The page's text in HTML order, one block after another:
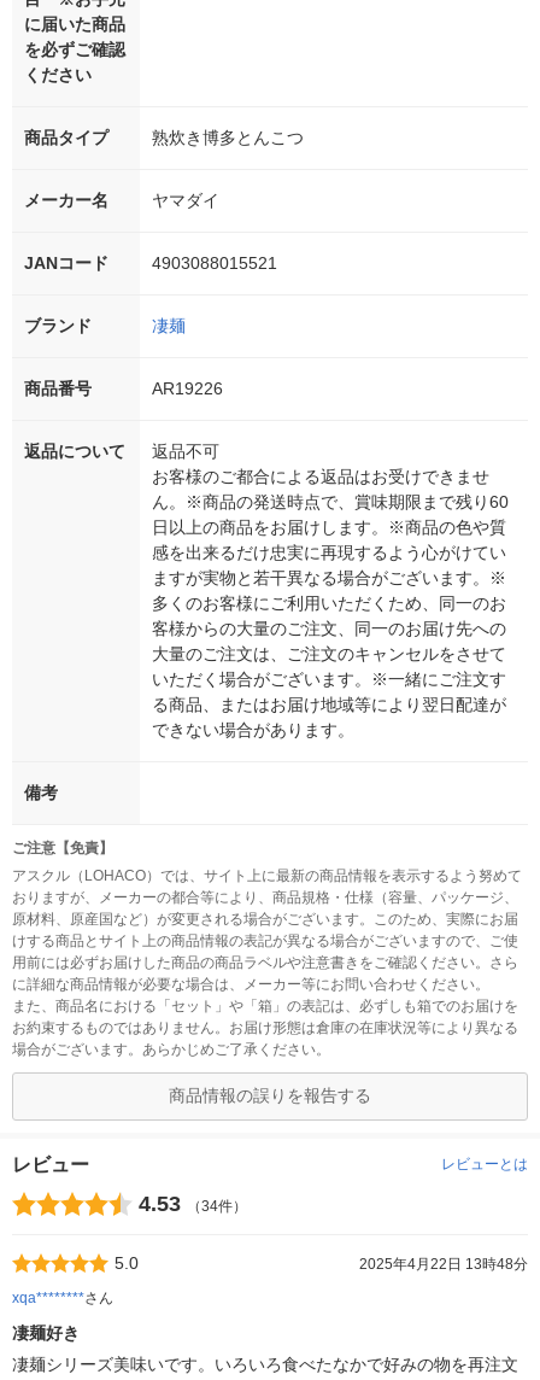
に届いた商品
を必ずご確認
ください
商品タイプ 熟炊き博多とんこつ
メーカー名 ヤマダイ
JANコード 4903088015521
ブランド 凄麺
商品番号 AR19226
返品について
返品不可
お客様のご都合による返品はお受けできませ
ん。※商品の発送時点で、賞味期限まで残り60
日以上の商品をお届けします。※商品の色や質
感を出来るだけ忠実に再現するよう心がけてい
ますが実物と若干異なる場合がございます。※
多くのお客様にご利用いただくため、同一のお
客様からの大量のご注文、同一のお届け先への
大量のご注文は、ご注文のキャンセルをさせて
いただく場合がございます。※一緒にご注文す
る商品、またはお届け地域等により翌日配達が
できない場合があります。
備考
ご注意【免責】
アスクル（LOHACO）では、サイト上に最新の商品情報を表示するよう努めて
おりますが、メーカーの都合等により、商品規格・仕様（容量、パッケージ、
原材料、原産国など）が変更される場合がございます。このため、実際にお届
けする商品とサイト上の商品情報の表記が異なる場合がございますので、ご使
用前には必ずお届けした商品の商品ラベルや注意書きをご確認ください。さら
に詳細な商品情報が必要な場合は、メーカー等にお問い合わせください。
また、商品名における「セット」や「箱」の表記は、必ずしも箱でのお届けを
お約束するものではありません。お届け形態は倉庫の在庫状況等により異なる
場合がございます。あらかじめご了承ください。
商品情報の誤りを報告する
レビュー レビューとは
4.53 （34件）
5.0
2025年4月22日 13時48分
xqa********さん
凄麺好き
凄麺シリーズ美味いです。いろいろ食べたなかで好みの物を再注文